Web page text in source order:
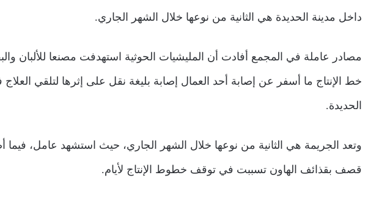
داخل مدينة الحديدة هي الثانية من نوعها خلال الشهر الجاري.
مصادر عاملة في المجمع أفادت أن المليشيات الحوثية استهدفت مصنعا للألبان
خط الإنتاج ما أسفر عن إصابة أحد العمال إصابة بليغة نقل على إثرها لتلقي
الحديدة.
وتعد الجريمة هي الثانية من نوعها خلال الشهر الجاري، حيث استشهد عامل، فيما
قصف بقذائف الهاون تسببت في توقف خطوط الإنتاج لأيام.